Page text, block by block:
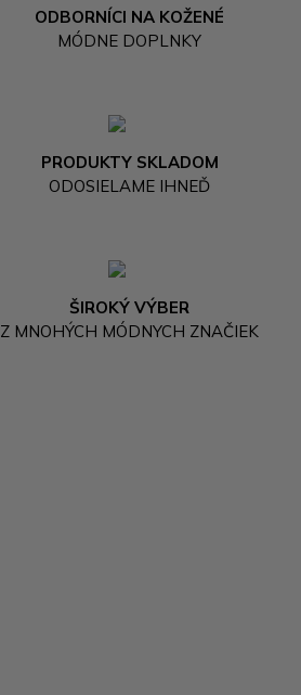
ODBORNÍCI NA KOŽENÉ
MÓDNE DOPLNKY
PRODUKTY SKLADOM
ODOSIELAME IHNEĎ
ŠIROKÝ VÝBER
Z MNOHÝCH MÓDNYCH ZNAČIEK